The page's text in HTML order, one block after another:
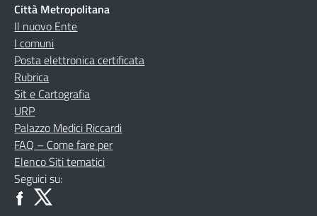
Città Metropolitana
Il nuovo Ente
I comuni
Posta elettronica certificata
Rubrica
Sit e Cartografia
URP
Palazzo Medici Riccardi
FAQ – Come fare per
Elenco Siti tematici
Seguici su: